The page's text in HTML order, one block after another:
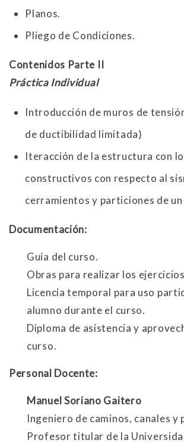
Planos.
Pliego de Condiciones.
Contenidos Parte II
Práctica Individual
Introducción de muros de
de ductibilidad limitada)
Iteracción de la estructura con
constructivos con respecto al
cerramientos y particiones de
Documentación:
Guía del curso.
Obras para realizar los
Licencia temporal para uso
alumno durante el curso.
Diploma de asistencia y
curso.
Personal Docente:
Manuel Soriano Gaitero
Ingeniero de caminos, canales y
Profesor titular de la